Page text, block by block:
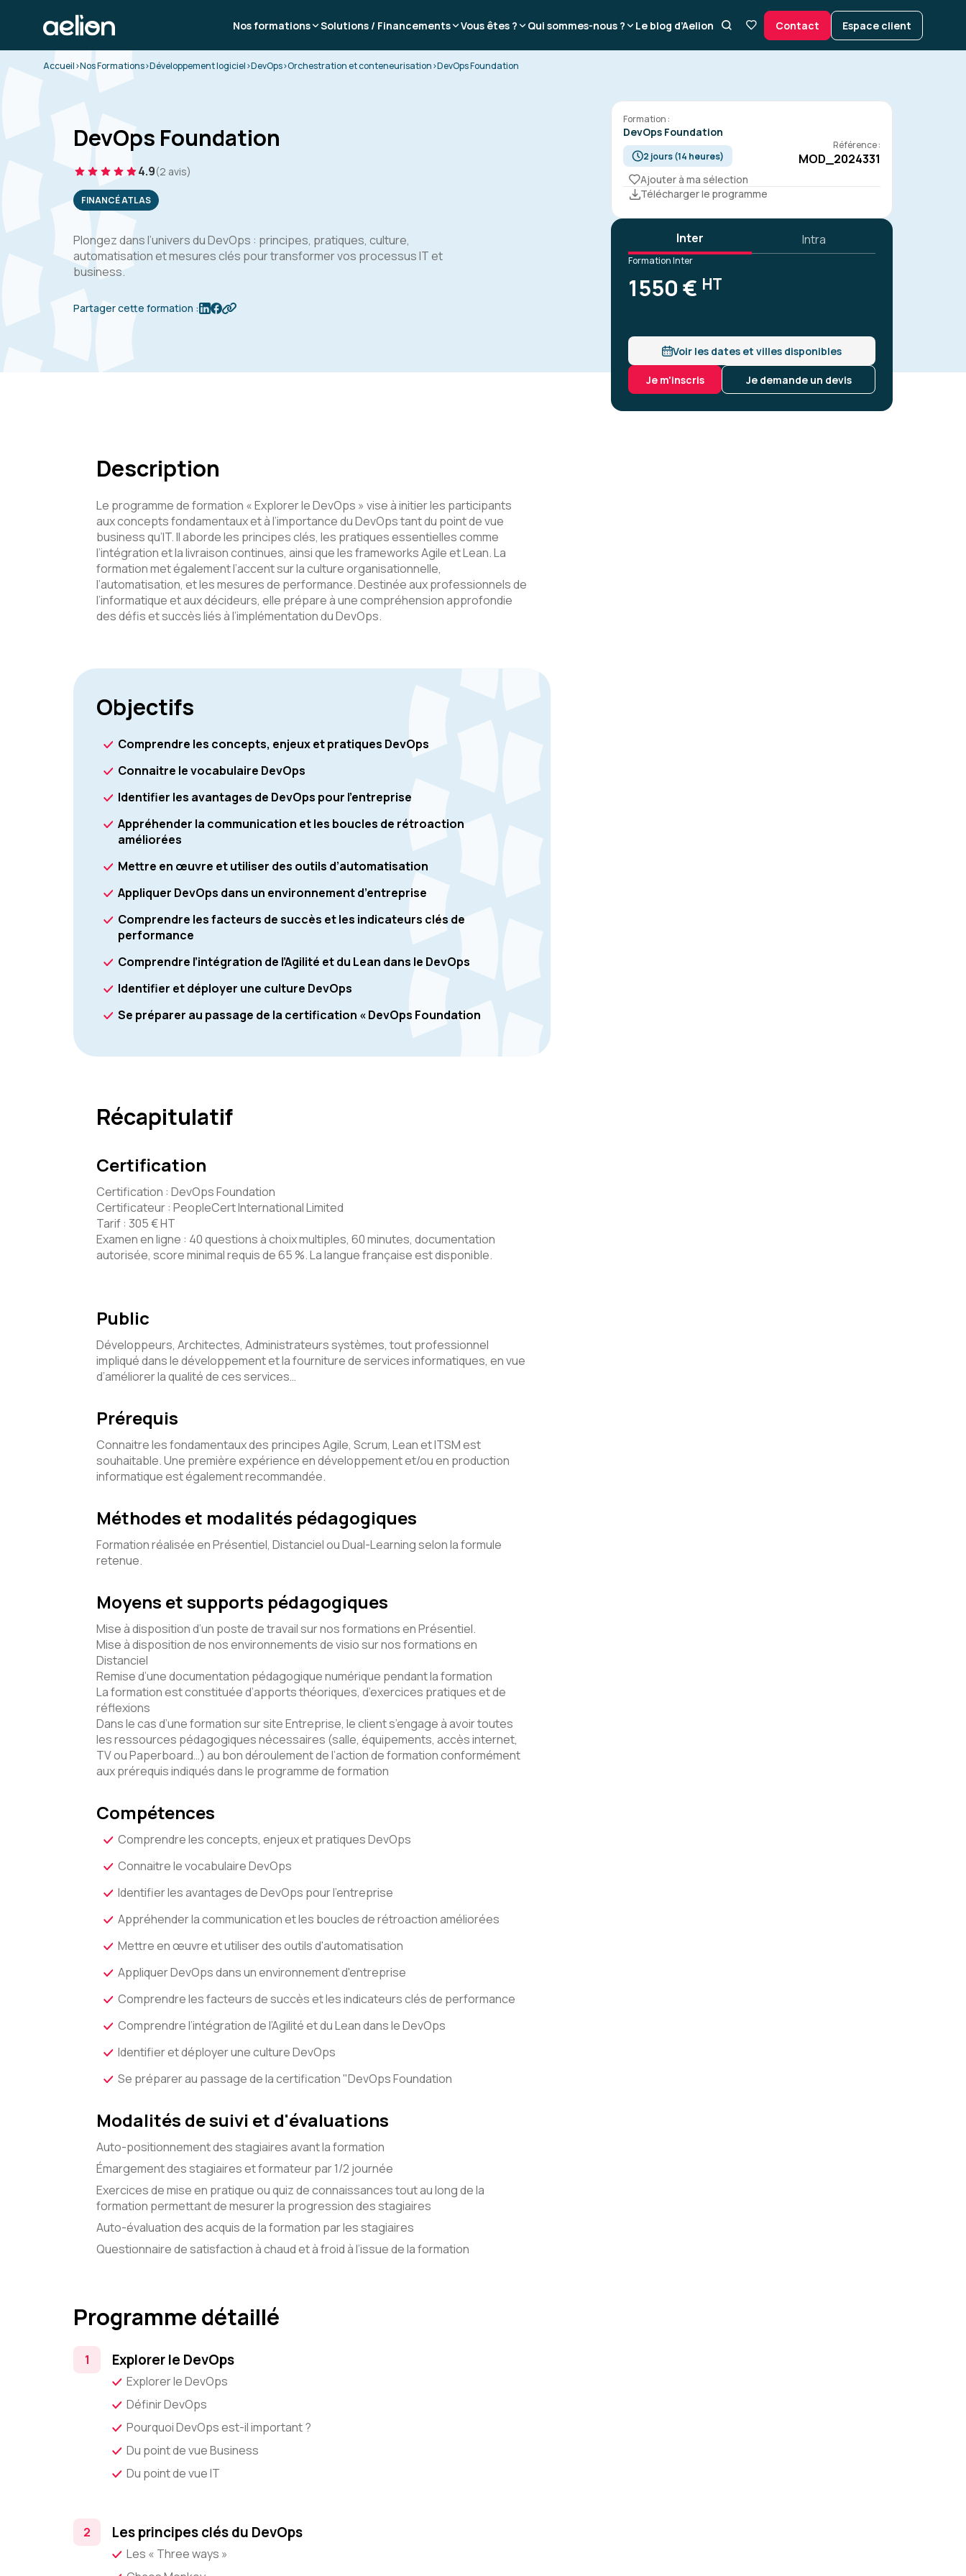
Nos formations Solutions / Financements Vous êtes ? Qui sommes-nous ? Le blog d’Aelion Contact Espace client
Accueil>Nos Formations>Développement logiciel>DevOps>Orchestration et conteneurisation>DevOps Foundation
DevOps Foundation
4.9(2 avis)
FINANCÉ ATLAS
Plongez dans l’univers du DevOps : principes, pratiques, culture,
automatisation et mesures clés pour transformer vos processus IT et
business.
Partager cette formation :
Formation :
DevOps Foundation
2 jours (14 heures)
Référence :
MOD_2024331
Ajouter à ma sélection
Télécharger le programme
Inter Intra
Formation Inter
1550 € HT
Voir les dates et villes disponibles
Je m'inscris Je demande un devis
Description
Le programme de formation « Explorer le DevOps » vise à initier les participants
aux concepts fondamentaux et à l’importance du DevOps tant du point de vue
business qu’IT. Il aborde les principes clés, les pratiques essentielles comme
l’intégration et la livraison continues, ainsi que les frameworks Agile et Lean. La
formation met également l’accent sur la culture organisationnelle,
l’automatisation, et les mesures de performance. Destinée aux professionnels de
l’informatique et aux décideurs, elle prépare à une compréhension approfondie
des défis et succès liés à l’implémentation du DevOps.
Objectifs
Comprendre les concepts, enjeux et pratiques DevOps
Connaitre le vocabulaire DevOps
Identifier les avantages de DevOps pour l’entreprise
Appréhender la communication et les boucles de rétroaction
améliorées
Mettre en œuvre et utiliser des outils d’automatisation
Appliquer DevOps dans un environnement d’entreprise
Comprendre les facteurs de succès et les indicateurs clés de
performance
Comprendre l’intégration de l’Agilité et du Lean dans le DevOps
Identifier et déployer une culture DevOps
Se préparer au passage de la certification « DevOps Foundation
Récapitulatif
Certification
Certification : DevOps Foundation
Certificateur : PeopleCert International Limited
Tarif : 305 € HT
Examen en ligne : 40 questions à choix multiples, 60 minutes, documentation
autorisée, score minimal requis de 65 %. La langue française est disponible.
Public
Développeurs, Architectes, Administrateurs systèmes, tout professionnel
impliqué dans le développement et la fourniture de services informatiques, en vue
d’améliorer la qualité de ces services…
Prérequis
Connaitre les fondamentaux des principes Agile, Scrum, Lean et ITSM est
souhaitable. Une première expérience en développement et/ou en production
informatique est également recommandée.
Méthodes et modalités pédagogiques
Formation réalisée en Présentiel, Distanciel ou Dual-Learning selon la formule
retenue.
Moyens et supports pédagogiques
Mise à disposition d’un poste de travail sur nos formations en Présentiel.
Mise à disposition de nos environnements de visio sur nos formations en
Distanciel
Remise d’une documentation pédagogique numérique pendant la formation
La formation est constituée d’apports théoriques, d’exercices pratiques et de
réflexions
Dans le cas d’une formation sur site Entreprise, le client s’engage à avoir toutes
les ressources pédagogiques nécessaires (salle, équipements, accès internet,
TV ou Paperboard…) au bon déroulement de l’action de formation conformément
aux prérequis indiqués dans le programme de formation
Compétences
Comprendre les concepts, enjeux et pratiques DevOps
Connaitre le vocabulaire DevOps
Identifier les avantages de DevOps pour l’entreprise
Appréhender la communication et les boucles de rétroaction améliorées
Mettre en œuvre et utiliser des outils d'automatisation
Appliquer DevOps dans un environnement d'entreprise
Comprendre les facteurs de succès et les indicateurs clés de performance
Comprendre l’intégration de l’Agilité et du Lean dans le DevOps
Identifier et déployer une culture DevOps
Se préparer au passage de la certification "DevOps Foundation
Modalités de suivi et d'évaluations
Auto-positionnement des stagiaires avant la formation
Émargement des stagiaires et formateur par 1/2 journée
Exercices de mise en pratique ou quiz de connaissances tout au long de la
formation permettant de mesurer la progression des stagiaires
Auto-évaluation des acquis de la formation par les stagiaires
Questionnaire de satisfaction à chaud et à froid à l’issue de la formation
Programme détaillé
Explorer le DevOps
Explorer le DevOps
Définir DevOps
Pourquoi DevOps est-il important ?
Du point de vue Business
Du point de vue IT
Les principes clés du DevOps
Les « Three ways »